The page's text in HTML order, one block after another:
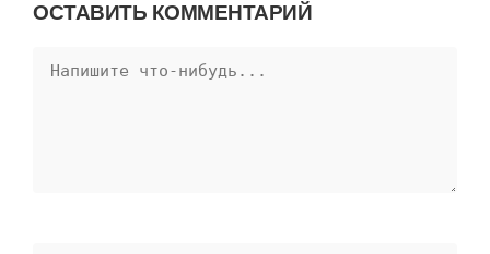
ОСТАВИТЬ КОММЕНТАРИЙ